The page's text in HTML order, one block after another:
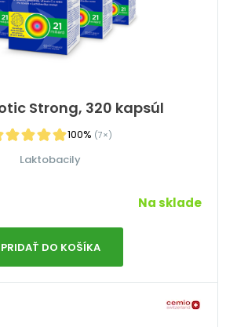
Strong, 320 kapsúl
100% (7×)
Laktobacily
Na sklade
PRIDAŤ DO KOŠÍKA